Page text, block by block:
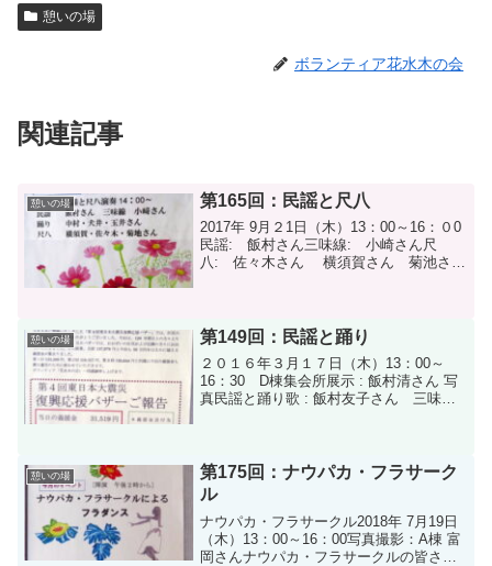
憩いの場
ボランティア花水木の会
関連記事
憩いの場 第165回：民謡と尺八
2017年 9月２1日（木）13：00～16：０0
民謡: 飯村さん三味線: 小崎さん尺
八: 佐々木さん 横須賀さん 菊池さん
憩いの場 第149回：民謡と踊り
２０１６年３月１７日（木）13：00～
16：30 D棟集会所展示 : 飯村清さん 写
真民謡と踊り歌 : 飯村友子さん 三味線 :
憩いの場
第175回：ナウパカ・フラサーク
ル
ナウパカ・フラサークル2018年 7月19日
（木）13：00～16：00写真撮影：A棟 富
岡さんナウパカ・フラサークルの皆さん